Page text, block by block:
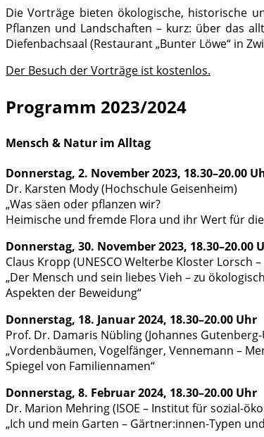
Die Vorträge bieten ökologische, historische
Pflanzen und Landschaften – kurz: über das
Diefenbachsaal (Restaurant „Bunter Löwe“ in
Der Besuch der Vorträge ist kostenlos.
Programm 2023/2024
Mensch & Natur im Alltag
Donnerstag, 2. November 2023, 18.30–20.00
Dr. Karsten Mody (Hochschule Geisenheim)
„Was säen oder pflanzen wir?
Heimische und fremde Flora und ihr Wert für
Donnerstag, 30. November 2023, 18.30–20.00
Claus Kropp (UNESCO Welterbe Kloster Lorsch
„Der Mensch und sein liebes Vieh – zu
Aspekten der Beweidung“
Donnerstag, 18. Januar 2024, 18.30–20.00 Uhr
Prof. Dr. Damaris Nübling (Johannes
„Vordenbäumen, Vogelfänger, Vennemann –
Spiegel von Familiennamen“
Donnerstag, 8. Februar 2024, 18.30–20.00 Uhr
Dr. Marion Mehring (ISOE – Institut für sozial-
„Ich und mein Garten – Gärtner:innen-Typen